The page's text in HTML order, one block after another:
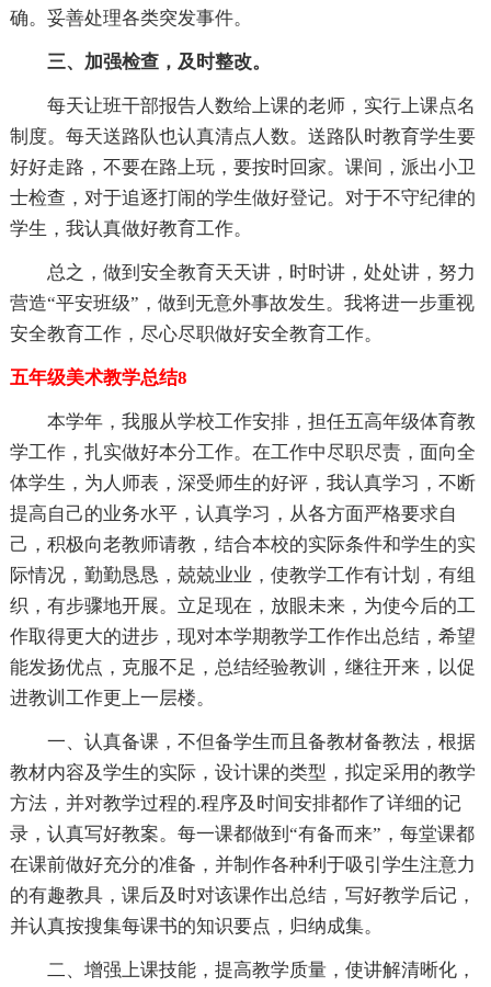
确。妥善处理各类突发事件。
三、加强检查，及时整改。
每天让班干部报告人数给上课的老师，实行上课点名
制度。每天送路队也认真清点人数。送路队时教育学生要
好好走路，不要在路上玩，要按时回家。课间，派出小卫
士检查，对于追逐打闹的学生做好登记。对于不守纪律的
学生，我认真做好教育工作。
总之，做到安全教育天天讲，时时讲，处处讲，努力
营造“平安班级”，做到无意外事故发生。我将进一步重视
安全教育工作，尽心尽职做好安全教育工作。
五年级美术教学总结8
本学年，我服从学校工作安排，担任五高年级体育教
学工作，扎实做好本分工作。在工作中尽职尽责，面向全
体学生，为人师表，深受师生的好评，我认真学习，不断
提高自己的业务水平，认真学习，从各方面严格要求自
己，积极向老教师请教，结合本校的实际条件和学生的实
际情况，勤勤恳恳，兢兢业业，使教学工作有计划，有组
织，有步骤地开展。立足现在，放眼未来，为使今后的工
作取得更大的进步，现对本学期教学工作作出总结，希望
能发扬优点，克服不足，总结经验教训，继往开来，以促
进教训工作更上一层楼。
一、认真备课，不但备学生而且备教材备教法，根据
教材内容及学生的实际，设计课的类型，拟定采用的教学
方法，并对教学过程的.程序及时间安排都作了详细的记
录，认真写好教案。每一课都做到“有备而来”，每堂课都
在课前做好充分的准备，并制作各种利于吸引学生注意力
的有趣教具，课后及时对该课作出总结，写好教学后记，
并认真按搜集每课书的知识要点，归纳成集。
二、增强上课技能，提高教学质量，使讲解清晰化，